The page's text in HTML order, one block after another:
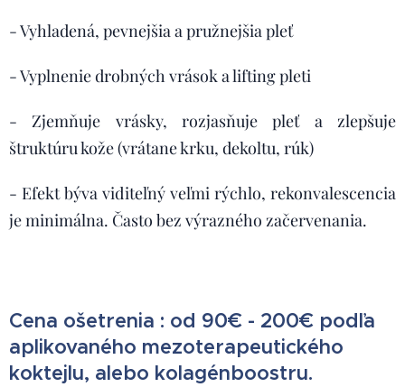
- Vyhladená, pevnejšia a pružnejšia pleť
- Vyplnenie drobných vrások a lifting pleti
- Zjemňuje vrásky, rozjasňuje pleť a zlepšuje
štruktúru kože (vrátane krku, dekoltu, rúk)
- Efekt býva viditeľný veľmi rýchlo, rekonvalescencia
je minimálna. Často bez výrazného začervenania.
Cena ošetrenia : od 90€ - 200€ podľa
aplikovaného mezoterapeutického
koktejlu, alebo kolagénboostru.